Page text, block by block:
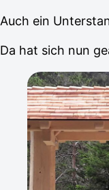
Auch ein
Da hat sich nun